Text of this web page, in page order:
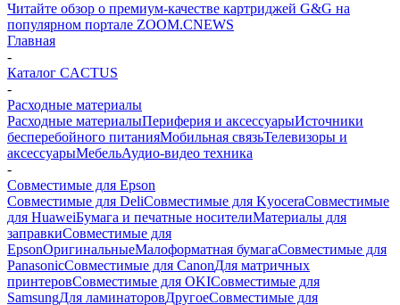
Читайте обзор о премиум-качестве картриджей G&G на
популярном портале ZOOM.CNEWS
Главная
-
Каталог CACTUS
-
Расходные материалы
Расходные материалыПериферия и аксессуарыИсточники
бесперебойного питанияМобильная связьТелевизоры и
аксессуарыМебельАудио-видео техника
-
Совместимые для Epson
Совместимые для DeliСовместимые для KyoceraСовместимые
для HuaweiБумага и печатные носителиМатериалы для
заправкиСовместимые для
EpsonОригинальныеМалоформатная бумагаСовместимые для
PanasonicСовместимые для CanonДля матричных
принтеровСовместимые для OKIСовместимые для
SamsungДля ламинаторовДругоеСовместимые для